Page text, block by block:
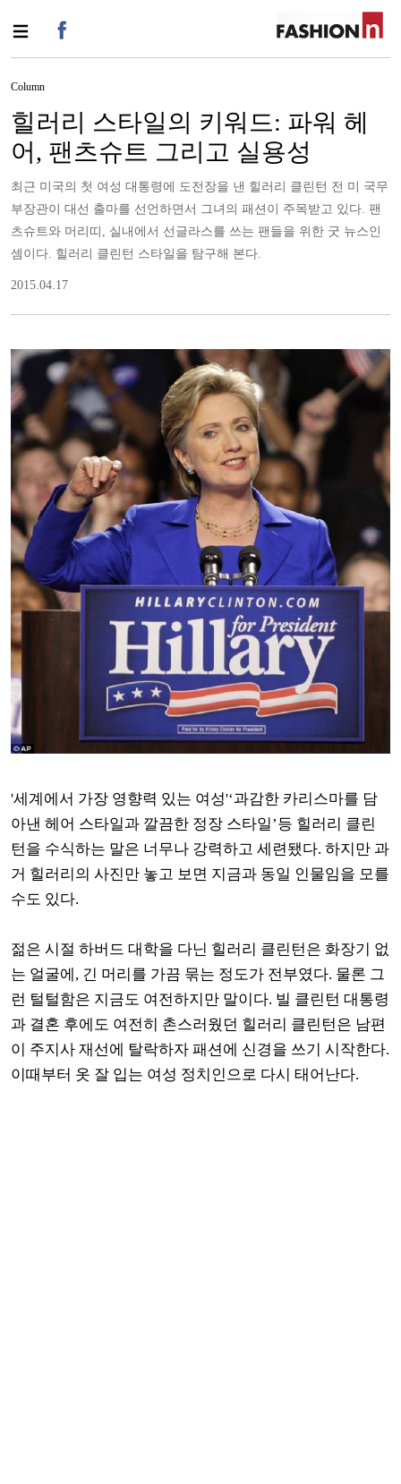
Column
힐러리 스타일의 키워드: 파워 헤
어, 팬츠슈트 그리고 실용성
최근 미국의 첫 여성 대통령에 도전장을 낸 힐러리 클린턴 전 미 국무
부장관이 대선 출마를 선언하면서 그녀의 패션이 주목받고 있다. 팬
츠슈트와 머리띠, 실내에서 선글라스를 쓰는 팬들을 위한 굿 뉴스인
셈이다. 힐러리 클린턴 스타일을 탐구해 본다.
2015.04.17
'세계에서 가장 영향력 있는 여성'‘과감한 카리스마를 담
아낸 헤어 스타일과 깔끔한 정장 스타일’등 힐러리 클린
턴을 수식하는 말은 너무나 강력하고 세련됐다. 하지만 과
거 힐러리의 사진만 놓고 보면 지금과 동일 인물임을 모를
수도 있다.
젊은 시절 하버드 대학을 다닌 힐러리 클린턴은 화장기 없
는 얼굴에, 긴 머리를 가끔 묶는 정도가 전부였다. 물론 그
런 털털함은 지금도 여전하지만 말이다. 빌 클린턴 대통령
과 결혼 후에도 여전히 촌스러웠던 힐러리 클린턴은 남편
이 주지사 재선에 탈락하자 패션에 신경을 쓰기 시작한다.
이때부터 옷 잘 입는 여성 정치인으로 다시 태어난다.